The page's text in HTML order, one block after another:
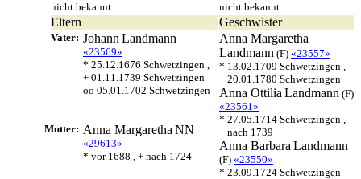
nicht bekannt nicht bekannt
Eltern Geschwister
Vater: Johann Landmann
«23569»
* 25.12.1676 Schwetzingen ,
+ 01.11.1739 Schwetzingen
oo 05.01.1702 Schwetzingen
Anna Margaretha
Landmann (F) «23557»
* 13.02.1709 Schwetzingen ,
+ 20.01.1780 Schwetzingen
Anna Ottilia Landmann (F)
«23561»
* 27.05.1714 Schwetzingen ,
+ nach 1739
Anna Barbara Landmann
(F) «23550»
* 23.09.1724 Schwetzingen
Mutter: Anna Margaretha NN
«29613»
* vor 1688 , + nach 1724